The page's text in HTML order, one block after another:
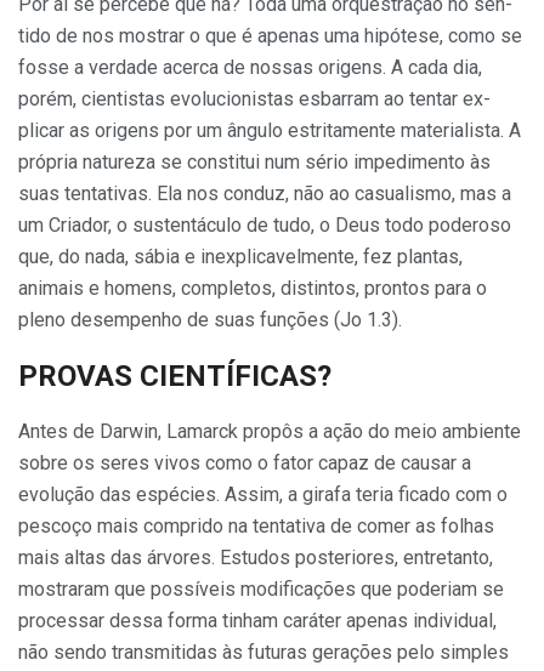
Por aí se percebe que há? Toda uma orquestração no sen­
tido de nos mostrar o que é apenas uma hipótese, como se
fosse a verdade acerca de nossas origens. A cada dia,
porém, cientistas evolucionistas esbarram ao tentar ex­
plicar as origens por um ângulo estri­tamente materialista. A
própria natu­reza se constitui num sério impedi­mento às
suas tentativas. Ela nos con­duz, não ao casualismo, mas a
um Criador, o sustentáculo de tudo, o Deus todo poderoso
que, do nada, sábia e inexplicavelmente, fez plantas,
animais e homens, completos, distin­tos, prontos para o
pleno desempe­nho de suas funções (Jo 1.3).
PROVAS CIENTÍFICAS?
Antes de Darwin, Lamarck pro­pôs a ação do meio ambiente
sobre os seres vivos como o fator capaz de causar a
evolução das espécies. As­sim, a girafa teria ficado com o
pes­coço mais comprido na tentativa de comer as folhas
mais altas das árvo­res. Estudos posteriores, entretanto,
mostraram que possíveis modificações que poderiam se
processar dessa for­ma tinham caráter apenas individual,
não sendo transmitidas às futuras ge­rações pelo simples